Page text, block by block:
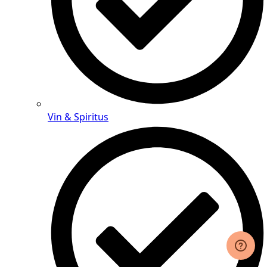
Vin & Spiritus